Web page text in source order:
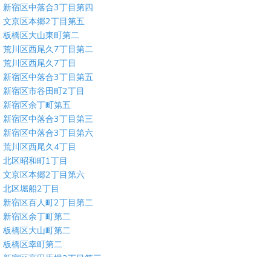
新宿区中落合3丁目第四
文京区本郷2丁目第五
板橋区大山東町第二
荒川区西尾久7丁目第二
荒川区西尾久7丁目
新宿区中落合3丁目第五
新宿区市谷田町2丁目
新宿区余丁町第五
新宿区中落合3丁目第三
新宿区中落合3丁目第六
荒川区西尾久4丁目
北区昭和町1丁目
文京区本郷2丁目第六
北区堀船2丁目
新宿区百人町2丁目第二
新宿区余丁町第二
板橋区大山町第二
板橋区幸町第二